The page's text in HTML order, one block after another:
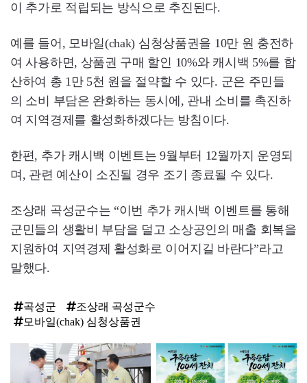
이 추가로 적립되는 방식으로 추진된다.
예를 들어, 모바일(chak) 심청상품권을 10만 원 충전하
여 사용하면, 상품권 구매 할인 10%와 캐시백 5%를 합
산하여 총 1만 5천 원을 절약할 수 있다. 군은 주민들
의 소비 부담은 완화하는 동시에, 관내 소비를 촉진하
여 지역경제를 활성화하겠다는 방침이다.
한편, 추가 캐시백 이벤트는 9월부터 12월까지 운영되
며, 관련 예산이 소진될 경우 조기 종료될 수 있다.
조상래 곡성군수는 “이번 추가 캐시백 이벤트를 통해
군민들의 생활비 부담을 덜고 소상공인의 매출 회복을
지원하여 지역경제 활성화로 이어지길 바란다”라고
말했다.
곡성군
조상래 곡성군수
모바일(chak) 심청상품권